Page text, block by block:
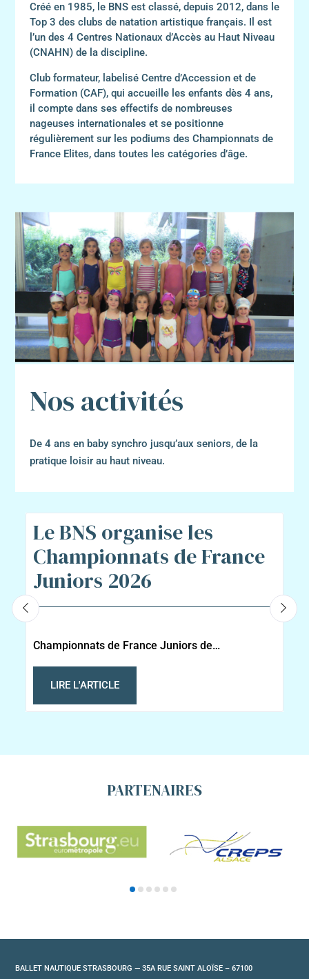
Créé en 1985, le BNS est classé, depuis 2012, dans le
Top 3 des clubs de natation artistique français. Il est
l’un des 4 Centres Nationaux d’Accès au Haut Niveau
(CNAHN) de la discipline.
Club formateur, labelisé Centre d’Accession et de
Formation (CAF), qui accueille les enfants dès 4 ans,
il compte dans ses effectifs de nombreuses
nageuses internationales et se positionne
régulièrement sur les podiums des Championnats de
France Elites, dans toutes les catégories d’âge.
Nos activités
De 4 ans en baby synchro jusqu’aux seniors, de la
pratique loisir au haut niveau.
Le BNS organise les
Championnats de France
Juniors 2026
Championnats de France Juniors de…
LIRE L'ARTICLE
PARTENAIRES
BALLET NAUTIQUE STRASBOURG — 35A RUE SAINT ALOÏSE – 67100